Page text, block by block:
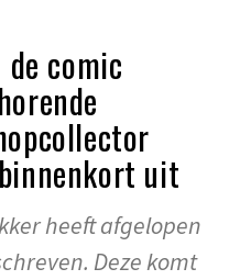
comic
uit
heeft afgelopen
Deze komt